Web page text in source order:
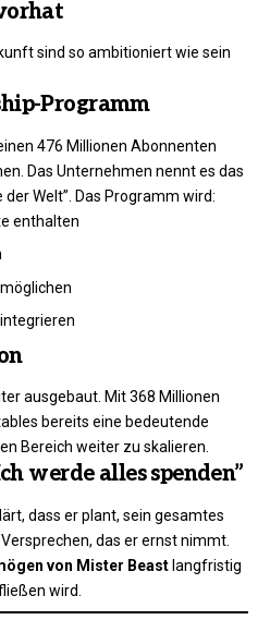
sind so ambitioniert wie sein
Programm
476 Millionen Abonnenten
Das Unternehmen nennt es das
Welt”. Das Programm wird:
enthalten
ausgebaut. Mit 368 Millionen
bereits eine bedeutende
Bereich weiter zu skalieren.
werde alles spenden”
dass er plant, sein gesamtes
das er ernst nimmt.
von Mister Beast langfristig
wird.